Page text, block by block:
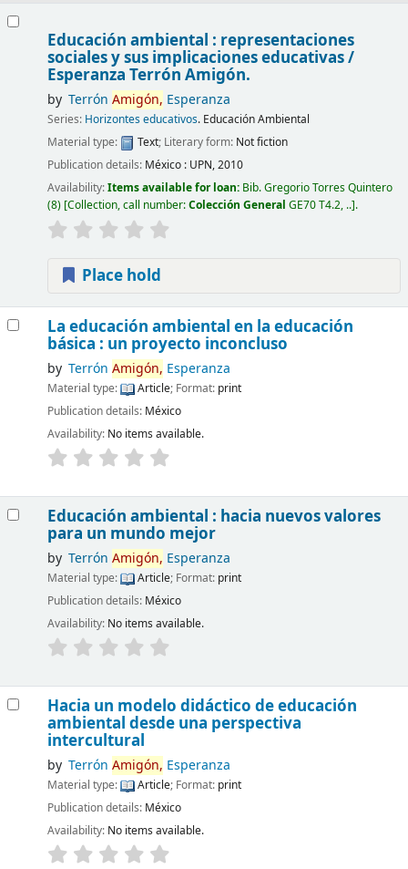
Educación ambiental : representaciones
sociales y sus implicaciones educativas /
Esperanza Terrón Amigón.
by Terrón Amigón, Esperanza
Series: Horizontes educativos. Educación Ambiental
Material type:
Text; Literary form: Not fiction
Publication details: México : UPN,2010
Availability:Items available for loan: Bib. Gregorio Torres Quintero
(8) Collection, call number:Colección General GE70 T4.2, .. .
Place hold
La educación ambiental en la educación
básica : un proyecto inconcluso
by Terrón Amigón, Esperanza
Material type: Article; Format: print
Publication details: México
Availability: No items available.
Educación ambiental : hacia nuevos valores
para un mundo mejor
by Terrón Amigón, Esperanza
Material type: Article; Format: print
Publication details: México
Availability: No items available.
Hacia un modelo didáctico de educación
ambiental desde una perspectiva
intercultural
by Terrón Amigón, Esperanza
Material type: Article; Format: print
Publication details: México
Availability: No items available.